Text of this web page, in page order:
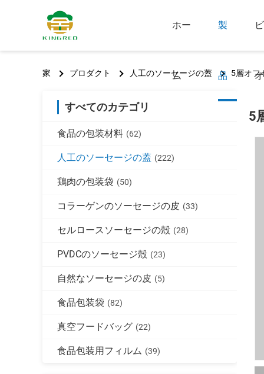
ホー
ム
製
品 オ
家 プロダクト 人工のソーセージの蓋 5層オフ
すべてのカテゴリ
食品の包装材料 (62)
人工のソーセージの蓋 (222)
鶏肉の包装袋 (50)
コラーゲンのソーセージの皮 (33)
セルロースソーセージの殻 (28)
PVDCのソーセージ殻 (23)
自然なソーセージの皮 (5)
食品包装袋 (82)
真空フードバッグ (22)
食品包装用フィルム (39)
5